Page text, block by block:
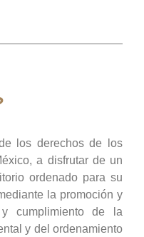
los derechos de los
a disfrutar de un
ordenado para su
la promoción y
cumplimiento de la
y del ordenamiento